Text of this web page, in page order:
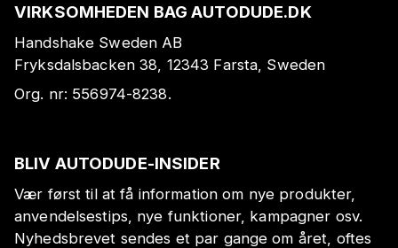
VIRKSOMHEDEN BAG AUTODUDE.DK
Handshake Sweden AB
Fryksdalsbacken 38, 12343 Farsta, Sweden
Org. nr: 556974-8238.
BLIV AUTODUDE-INSIDER
Vær først til at få information om nye produkter,
anvendelsestips, nye funktioner, kampagner osv.
Nyhedsbrevet sendes et par gange om året, oftes